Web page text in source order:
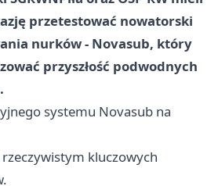
przetestować nowatorski
nurków - Novasub, który
przyszłość podwodnych
systemu Novasub na
kluczowych